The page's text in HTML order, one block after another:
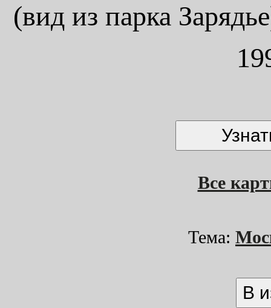
(вид из парка
Все
Тема: